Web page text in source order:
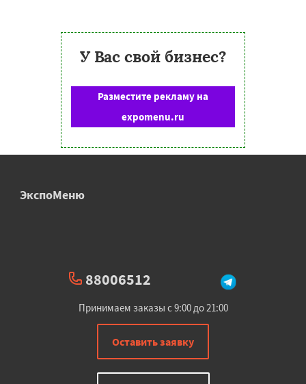
У Вас свой бизнес?
Разместите рекламу на
expomenu.ru
ЭкспоМеню
88006512
Принимаем заказы с 9:00 до 21:00
Оставить заявку